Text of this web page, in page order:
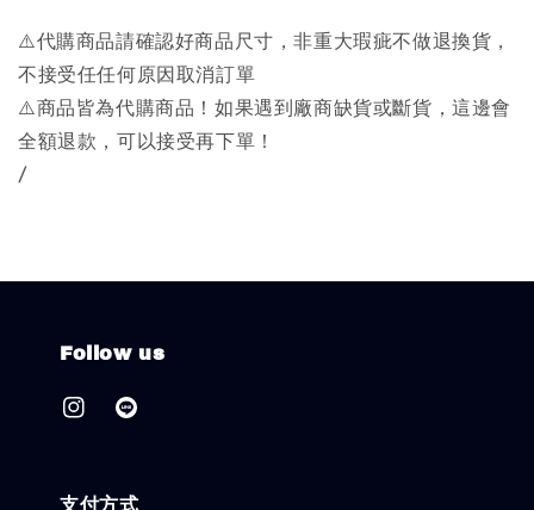
⚠️代購商品請確認好商品尺寸，非重大瑕疵不做退換貨，
不接受任任何原因取消訂單
⚠️商品皆為代購商品！如果遇到廠商缺貨或斷貨，這邊會
全額退款，可以接受再下單！
/
Follow us
支付方式